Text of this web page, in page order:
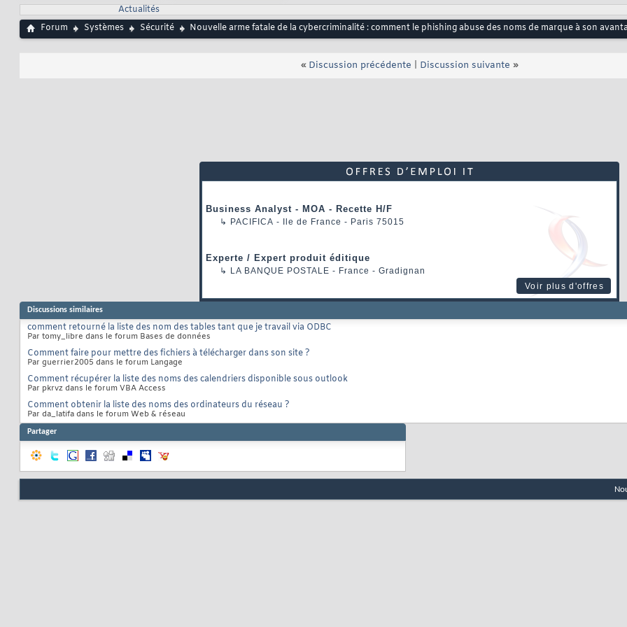
Actualités
Forum
Systèmes Sécurité Nouvelle arme fatale de la cybercriminalité : comment le phishing abuse des noms de marque à son
« Discussion précédente Discussion suivante »
Business Analyst - MOA - Recette H/F
↳ PACIFICA - Ile de France - Paris 75015
Experte / Expert produit éditique
↳ LA BANQUE POSTALE - France - Gradignan
Voir plus d'offres
Discussions similaires
comment retourné la liste des nom des tables tant que je travail via ODBC
Par tomy_libre dans le forum Bases de données
Comment faire pour mettre des fichiers à télécharger dans son site ?
Par guerrier2005 dans le forum Langage
Comment récupérer la liste des noms des calendriers disponible sous outlook
Par pkrvz dans le forum VBA Access
Comment obtenir la liste des noms des ordinateurs du réseau ?
Par da_latifa dans le forum Web & réseau
Partager